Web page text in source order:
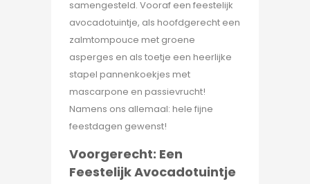
samengesteld. Vooraf een feestelijk
avocadotuintje, als hoofdgerecht een
zalmtompouce met groene
asperges en als toetje een heerlijke
stapel pannenkoekjes met
mascarpone en passievrucht!
Namens ons allemaal: hele fijne
feestdagen gewenst!
Voorgerecht: Een
Feestelijk Avocadotuintje